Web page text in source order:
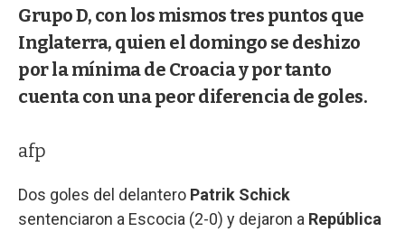
Grupo D, con los mismos tres puntos que
Inglaterra, quien el domingo se deshizo
por la mínima de Croacia y por tanto
cuenta con una peor diferencia de goles.
afp
Dos goles del delantero Patrik Schick
sentenciaron a Escocia (2-0) y dejaron a República